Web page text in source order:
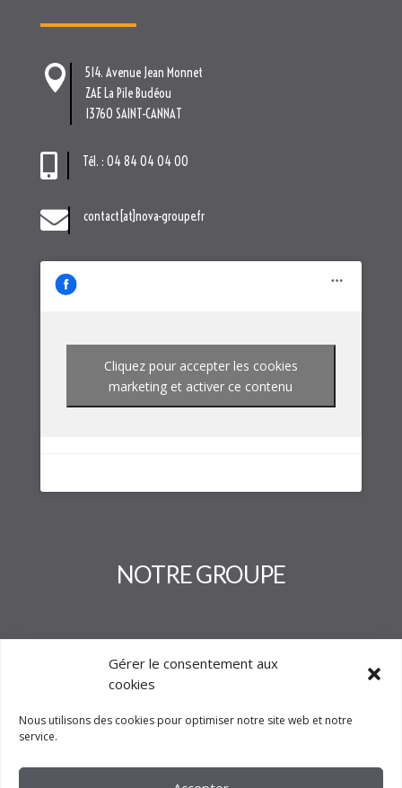
Gérer le consentement aux
cookies
Nous utilisons des cookies pour optimiser notre site web et notre
service.

514. Avenue Jean Monnet
ZAE La Pile Budéou
13760 SAINT-CANNAT
 Tél. : 04 84 04 04 00
 contact[at]nova-groupe.fr
Cliquez pour accepter les cookies
marketing et activer ce contenu
NOTRE GROUPE